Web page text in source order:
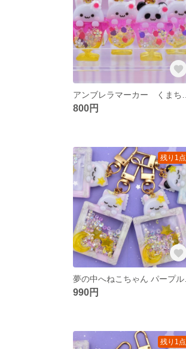
800円
残り1点
990円
残り1点